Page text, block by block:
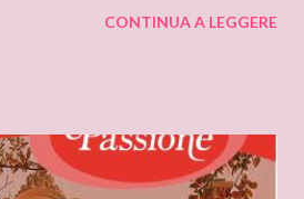
è una sensazione strana e
bambini. Quando andavo a trovare mia
ad una libreria che lei teneva nel
CONTINUA A LEGGERE